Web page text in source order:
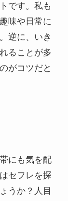
です。私も
味や日常に
逆に、いき
ることが多
がコツだと
にも気を配
セフレを探
うか？人目